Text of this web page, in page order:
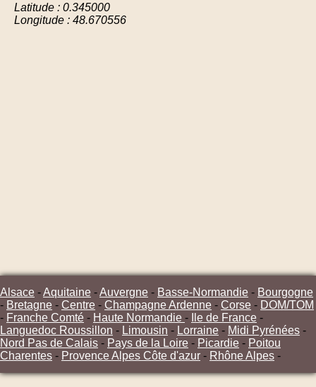
Latitude : 0.345000
Longitude : 48.670556
Alsace -Aquitaine -Auvergne - Basse-Normandie - Bourgogne
- Bretagne - Centre - Champagne Ardenne - Corse - DOM/TOM
- Franche Comté - Haute Normandie - Ile de France -
Languedoc Roussillon - Limousin - Lorraine - Midi Pyrénées -
Nord Pas de Calais - Pays de la Loire - Picardie - Poitou
Charentes - Provence Alpes Côte d'azur - Rhône Alpes -